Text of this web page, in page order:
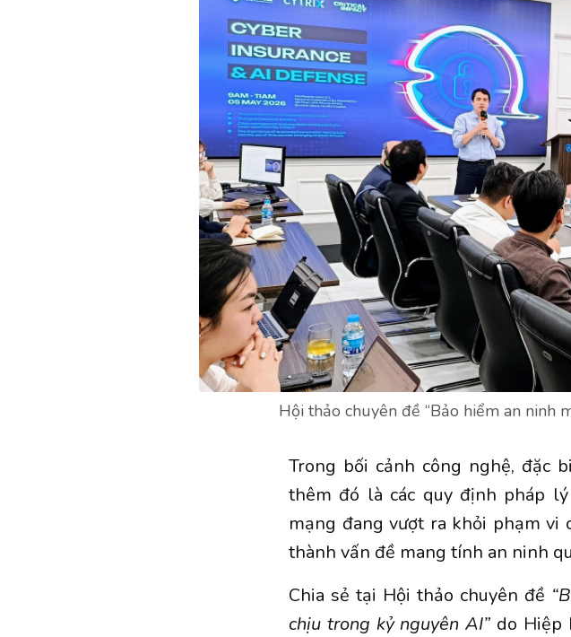
Hội thảo chuyên đề “Bảo hiểm an ninh
Trong bối cảnh công nghệ, đặc
thêm đó là các quy định pháp
mạng đang vượt ra khỏi phạm vi
thành vấn đề mang tính an ninh
Chia sẻ tại Hội thảo chuyên đề
chịu trong kỷ nguyên AI” do Hiệp